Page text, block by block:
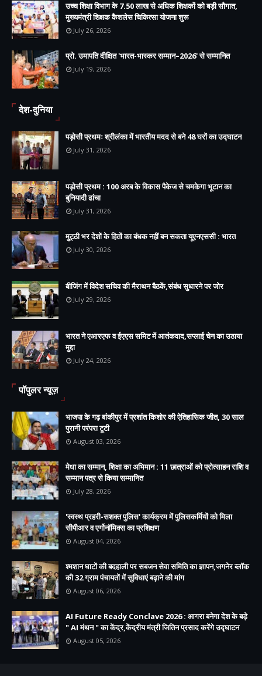
उच्च शिक्षा विभाग के 7.50 लाख से अधिक शिक्षकों को बड़ी सौगात,
मुख्यमंत्री शिक्षक कैशलेस चिकित्सा योजना शुरू
July 26, 2026
प्रो. उमापति दीक्षित 'भारत-भास्कर सम्मान–2026' से सम्मानित
July 19, 2026
देश-दुनिया
पड़ोसी प्रथमः श्रीलंका में भारतीय मदद से बने 48 घरों का उद्घाटन
July 31, 2026
पड़ोसी प्रथम : 100 अरब के विकास पैकेज से चमकेगा भूटान का
बुनियादी ढांचा
July 31, 2026
मुट्ठी भर देशों के हितों का बंधक नहीं बन सकता यूएनएससी : भारत
July 30, 2026
बीजिंग में विदेश सचिव की मैराथन बैठकें,संबंध सुधारने पर जोर
July 29, 2026
भारत ने एआरएफ व ईएएस समिट में आतंकवाद,सप्लाई चेन का उठाया
मुद्दा
July 24, 2026
पॉपुलर न्यूज़
भाजपा के गढ़ बांकीपुर में प्रशांत किशोर की ऐतिहासिक जीत, 30 साल
पुरानी परंपरा टूटी
August 03, 2026
मेधा का सम्मान, शिक्षा का अभिमान : 11 छात्राओं को प्रोत्साहन राशि व
सम्मान पत्र से किया सम्मानित
July 28, 2026
'स्वस्थ प्रहरी-सशक्त पुलिस' कार्यक्रम में पुलिसकर्मियों को मिला
सीपीआर व एर्गोनॉमिक्स का प्रशिक्षण
August 04, 2026
श्मशान घाटों की बदहाली पर सबजन सेवा समिति का ज्ञापन,जगनेर ब्लॉक
की 32 ग्राम पंचायतों में सुविधाएं बढ़ाने की मांग
August 06, 2026
AI Future Ready Conclave 2026 : आगरा बनेगा देश के बड़े
" AI मंथन " का केंद्र,केंद्रीय मंत्री जितिन प्रसाद करेंगे उद्घाटन
August 05, 2026